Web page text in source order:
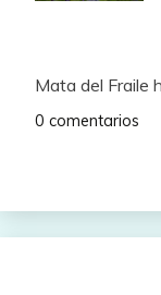
Mata del Fraile
0 comentarios